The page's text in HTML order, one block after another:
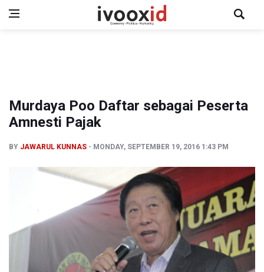
Murdaya Poo Daftar sebagai Peserta
Amnesti Pajak
BY JAWARUL KUNNAS MONDAY, SEPTEMBER 19, 2016 1:43 PM